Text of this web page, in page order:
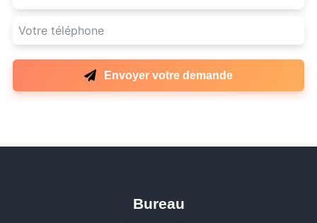
Envoyer votre demande
Bureau